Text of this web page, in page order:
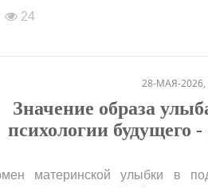
24
28-МАЯ-2026,
Значение образа
психологии будущего
материнской улыбки в